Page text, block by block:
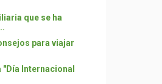
que se ha
para viajar
"Día Internacional